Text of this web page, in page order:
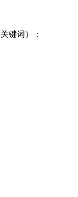
键词）：